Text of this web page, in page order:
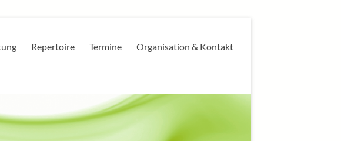
Repertoire Termine Organisation & Kontakt